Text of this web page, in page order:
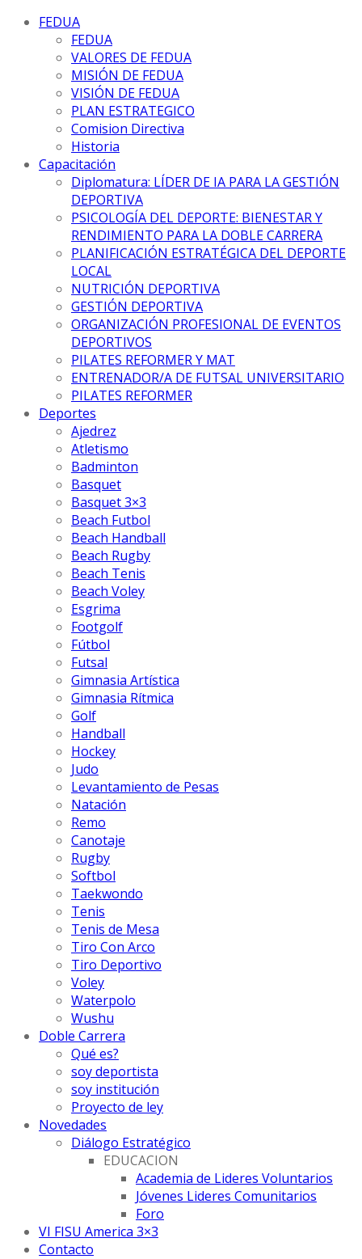
FEDUA
FEDUA
VALORES DE FEDUA
MISIÓN DE FEDUA
VISIÓN DE FEDUA
PLAN ESTRATEGICO
Comision Directiva
Historia
Capacitación
Diplomatura: LÍDER DE IA PARA LA GESTIÓN
DEPORTIVA
PSICOLOGÍA DEL DEPORTE: BIENESTAR Y
RENDIMIENTO PARA LA DOBLE CARRERA
PLANIFICACIÓN ESTRATÉGICA DEL DEPORTE
LOCAL
NUTRICIÓN DEPORTIVA
GESTIÓN DEPORTIVA
ORGANIZACIÓN PROFESIONAL DE EVENTOS
DEPORTIVOS
PILATES REFORMER Y MAT
ENTRENADOR/A DE FUTSAL UNIVERSITARIO
PILATES REFORMER
Deportes
Ajedrez
Atletismo
Badminton
Basquet
Basquet 3×3
Beach Futbol
Beach Handball
Beach Rugby
Beach Tenis
Beach Voley
Esgrima
Footgolf
Fútbol
Futsal
Gimnasia Artística
Gimnasia Rítmica
Golf
Handball
Hockey
Judo
Levantamiento de Pesas
Natación
Remo
Canotaje
Rugby
Softbol
Taekwondo
Tenis
Tenis de Mesa
Tiro Con Arco
Tiro Deportivo
Voley
Waterpolo
Wushu
Doble Carrera
Qué es?
soy deportista
soy institución
Proyecto de ley
Novedades
Diálogo Estratégico
EDUCACION
Academia de Lideres Voluntarios
Jóvenes Lideres Comunitarios
Foro
VI FISU America 3×3
Contacto